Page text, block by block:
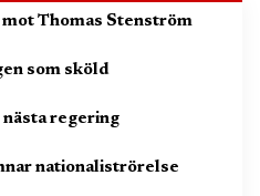
Thomas Stenström
som sköld
regering
nationaliströrelse